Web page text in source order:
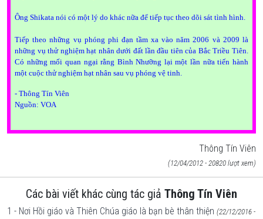
Ông Shikata nói có một lý do khác nữa để tiếp tục theo dõi sát tình hình.
Tiếp theo những vụ phóng phi đạn tầm xa vào năm 2006 và 2009 là
những vụ thử nghiệm hạt nhân dưới đất lần đầu tiên của Bắc Triều Tiên.
Có những mối quan ngại rằng Bình Nhưỡng lại một lần nữa tiến hành
một cuộc thử nghiệm hạt nhân sau vụ phóng vệ tinh.
- Thông Tín Viên
Nguồn: VOA
Thông Tín Viên
(12/04/2012 - 20820 lượt xem)
Các bài viết khác cùng tác giả Thông Tín Viên
1 - Nơi Hồi giáo và Thiên Chúa giáo là bạn bè thân thiện (22/12/2016 -